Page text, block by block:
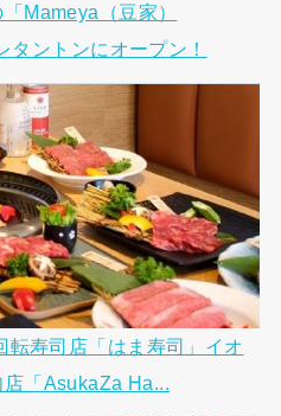
Mameya（豆家）
ントンにオープン！
転寿司店「はま寿司」イオ
「AsukaZa Ha...